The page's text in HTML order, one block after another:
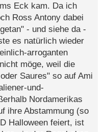
Eck kam. Da ich
Ross Antony dabei
- und siehe da -
es natürlich wieder
arroganten
möge, weil die
Saures" so auf Ami
und-
Nordamerikas
ihre Abstammung (so
Halloween feiert, ist